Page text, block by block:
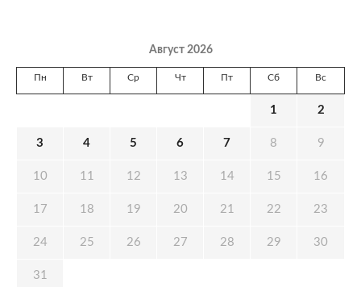
Август 2026
Пн Вт Ср Чт Пт Сб Вс
1 2
3 4 5 6 7 8 9
10 11 12 13 14 15 16
17 18 19 20 21 22 23
24 25 26 27 28 29 30
31